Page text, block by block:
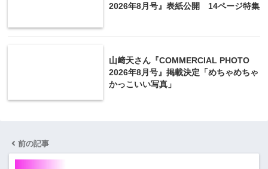
2026年8月号』表紙公開 14ページ特集
山﨑天さん『COMMERCIAL PHOTO
2026年8月号』掲載決定「めちゃめちゃ
かっこいい写真」
前の記事